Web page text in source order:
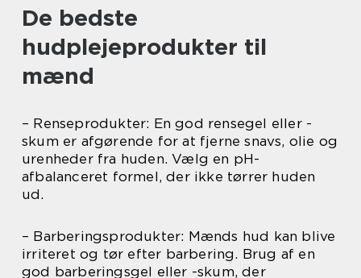
De bedste
hudplejeprodukter til
mænd
– Renseprodukter: En god rensegel eller -
skum er afgørende for at fjerne snavs, olie og
urenheder fra huden. Vælg en pH-
afbalanceret formel, der ikke tørrer huden
ud.
– Barberingsprodukter: Mænds hud kan blive
irriteret og tør efter barbering. Brug af en
god barberingsgel eller -skum, der